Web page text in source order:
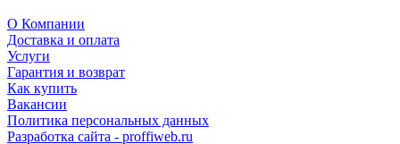
О Компании
Доставка и оплата
Услуги
Гарантия и возврат
Как купить
Вакансии
Политика персональных данных
Разработка сайта - proffiweb.ru